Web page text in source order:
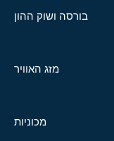
בורסה ושוק ההון
מזג האוויר
מכוניות